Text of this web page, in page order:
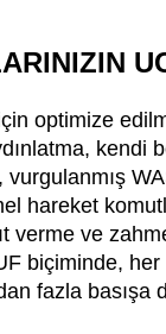
optimize
kendi
hareket
verme ve
biçiminde,
fazla basışa